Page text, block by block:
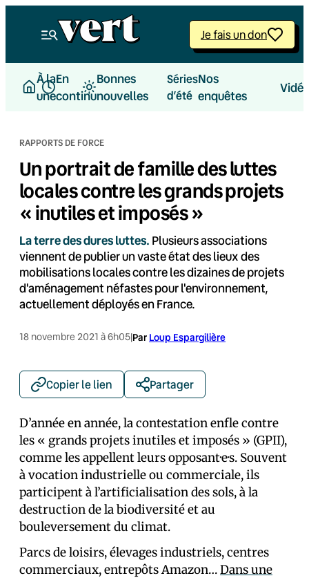
Je fais un don
À la
une
En
continu
Bonnes
nouvelles
Séries
d’été
Nos
enquêtes
RAPPORTS DE FORCE
Un portrait de famille des luttes
locales contre les grands projets
« inutiles et imposés »
La terre des dures luttes. Plusieurs associations
viennent de publier un vaste état des lieux des
mobilisations locales contre les dizaines de projets
d'aménagement néfastes pour l'environnement,
actuellement déployés en France.
18 novembre 2021 à 6h05|Par Loup Espargilière
Copier le lien Partager
D’année en année, la contestation enfle contre
les « grands projets inutiles et imposés » (GPII),
comme les appellent leurs opposant·e·s. Souvent
à vocation industrielle ou commerciale, ils
participent à l’artificialisation des sols, à la
destruction de la biodiversité et au
bouleversement du climat.
Parcs de loisirs, élevages industriels, centres
commerciaux, entrepôts Amazon…Dans une